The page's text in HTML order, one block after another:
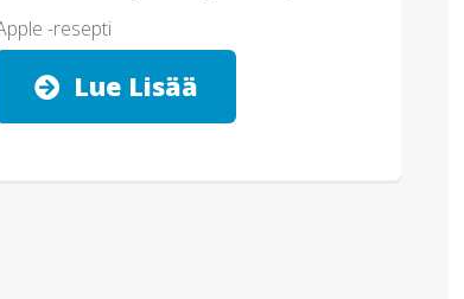
-resepti
Lue Lisää